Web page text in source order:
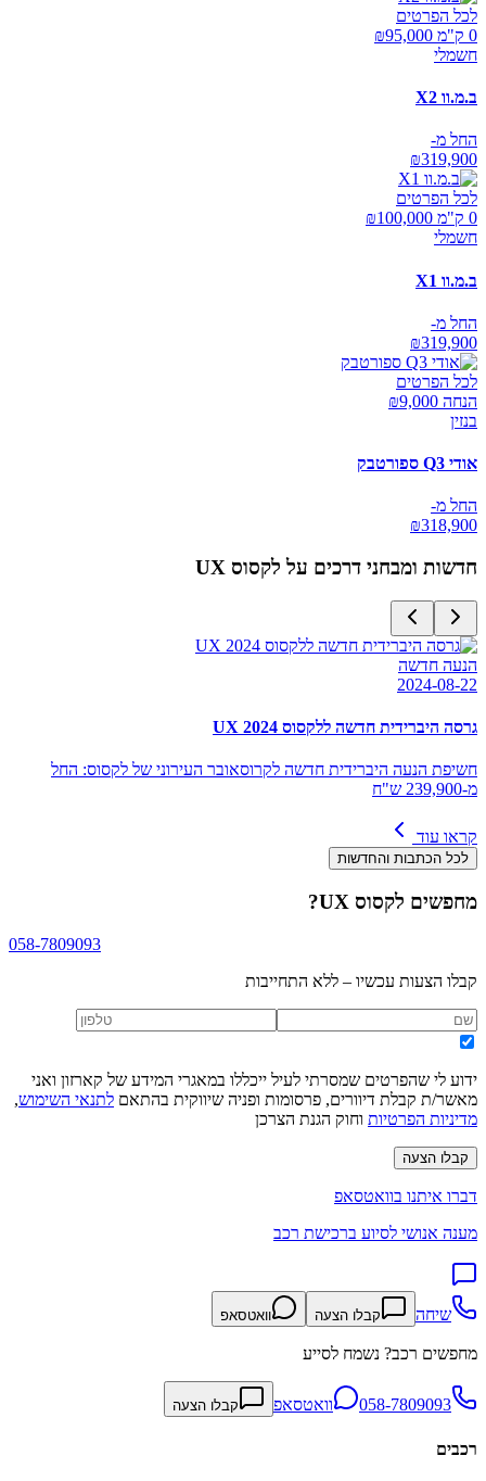
לכל הפרטים
0 ק"מ ₪
95,000
חשמלי
ב.מ.וו X2
החל מ-
₪319,900
לכל הפרטים
0 ק"מ ₪
100,000
חשמלי
ב.מ.וו X1
החל מ-
₪319,900
לכל הפרטים
הנחה ₪ 9,000
בנזין
אודי Q3 ספורטבק
החל מ-
₪318,900
חדשות ומבחני דרכים על לקסוס UX
הנעה חדשה
2024-08-22
גרסה היברידית חדשה ללקסוס UX 2024
חשיפת הנעה היברידית חדשה לקרוסאובר העירוני של לקסוס: החל
מ-239,900 ש"ח
קראו עוד
לכל הכתבות והחדשות
מחפשים לקסוס UX ?
058-7809093
קבלו הצעות עכשיו – ללא התחייבות
ידוע לי שהפרטים שמסרתי לעיל ייכללו במאגרי המידע של קארזון ואני
מאשר/ת קבלת דיוורים, פרסומות ופניה שיווקית בהתאם לתנאי השימוש,
מדיניות הפרטיות וחוק הגנת הצרכן
קבלו הצעה
דברו איתנו בוואטסאפ
מענה אנושי לסיוע ברכישת רכב
שיחה קבלו הצעה וואטסאפ
מחפשים רכב? נשמח לסייע
058-7809093 וואטסאפ קבלו הצעה
רכבים